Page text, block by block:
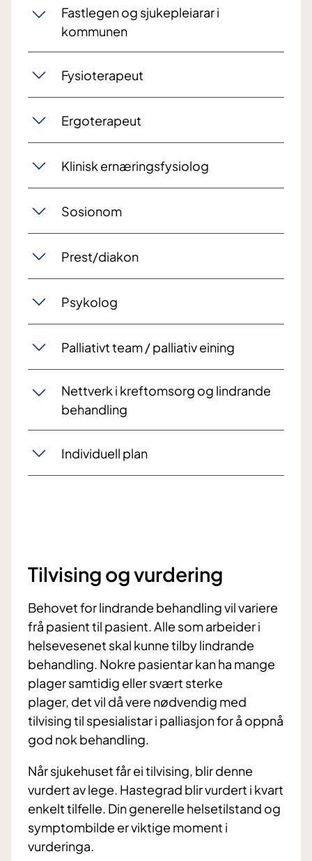
Fastlegen og sjukepleiarar i
kommunen
Fysioterapeut
Ergoterapeut
Klinisk ernæringsfysiolog
Sosionom
Prest/diakon
Psykolog
Palliativt team / palliativ eining
Nettverk i kreftomsorg og lindrande
behandling
Individuell plan
Tilvising og vurdering
Behovet for lindrande behandling vil variere
frå pasient til pasient. Alle som arbeider i
helsevesenet skal kunne tilby lindrande
behandling. Nokre pasientar kan ha mange
plager samtidig eller svært sterke
plager, det vil då vere nødvendig med
tilvising til spesialistar i palliasjon for å oppnå
god nok behandling.
Når sjukehuset får ei tilvising, blir denne
vurdert av lege. Hastegrad blir vurdert i kvart
enkelt tilfelle. Din generelle helsetilstand og
symptombilde er viktige moment i
vurderinga.